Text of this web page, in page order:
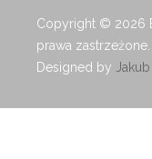
Copyright © 2026
prawa zastrzeżone.
Designed by